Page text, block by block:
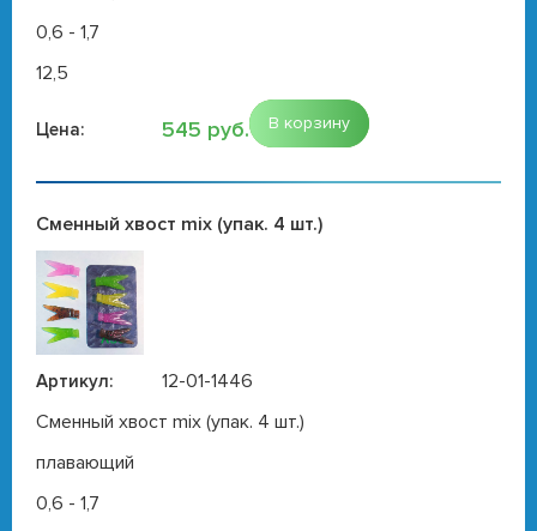
0,6 - 1,7
12,5
Цена: 545 руб. В корзину
Сменный хвост mix (упак. 4 шт.)
Артикул:
12-01-1446
Сменный хвост mix (упак. 4 шт.)
плавающий
0,6 - 1,7